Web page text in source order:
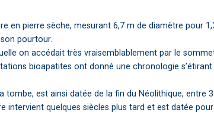
en pierre sèche, mesurant 6,7 m de diamètre pour
pourtour.
on accédait très vraisemblablement par le
bioapatites ont donné une chronologie s’étirant
est ainsi datée de la fin du Néolithique, entre
intervient quelques siècles plus tard et est datée